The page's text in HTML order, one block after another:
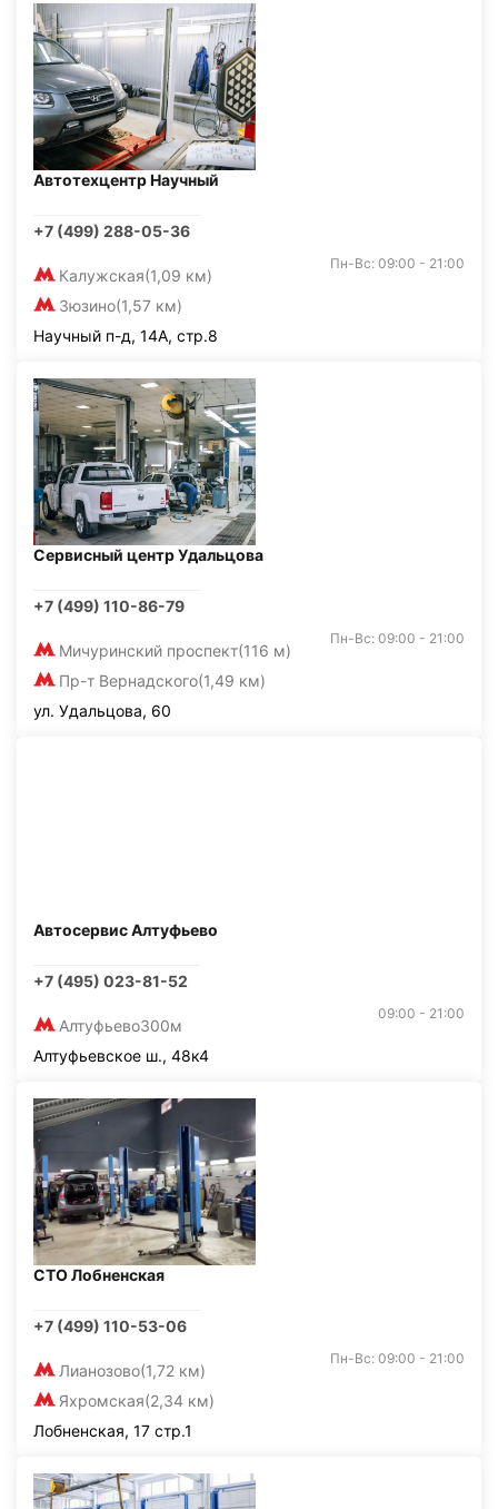
Автотехцентр Научный
+7 (499) 288-05-36
Калужская(1,09 км)
Зюзино(1,57 км)
Пн-Вс: 09:00 - 21:00
Научный п-д, 14А, стр.8
Сервисный центр Удальцова
+7 (499) 110-86-79
Мичуринский проспект(116 м)
Пр-т Вернадского(1,49 км)
Пн-Вс: 09:00 - 21:00
ул. Удальцова, 60
Автосервис Алтуфьево
+7 (495) 023-81-52
Алтуфьево300м
09:00 - 21:00
Алтуфьевское ш., 48к4
СТО Лобненская
+7 (499) 110-53-06
Лианозово(1,72 км)
Яхромская(2,34 км)
Пн-Вс: 09:00 - 21:00
Лобненская, 17 стр.1